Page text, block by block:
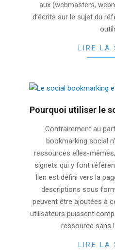
aux (webmasters,
d’écrits sur le sujet du
LIRE LA
Pourquoi utiliser le
Contrairement au
bookmarking social
ressources elles-
signets qui y font
lien est défini vers la
descriptions sous
peuvent être ajoutées à
utilisateurs puissent
ressource sans
LIRE LA